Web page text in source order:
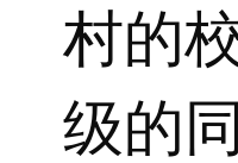
村的
级的